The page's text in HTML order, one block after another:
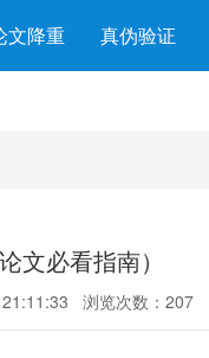
文降重 真伪验证
文必看指南）
浏览次数：207